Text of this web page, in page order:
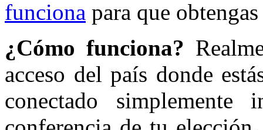
funciona para que
¿Cómo funciona?
acceso del país donde
conectado